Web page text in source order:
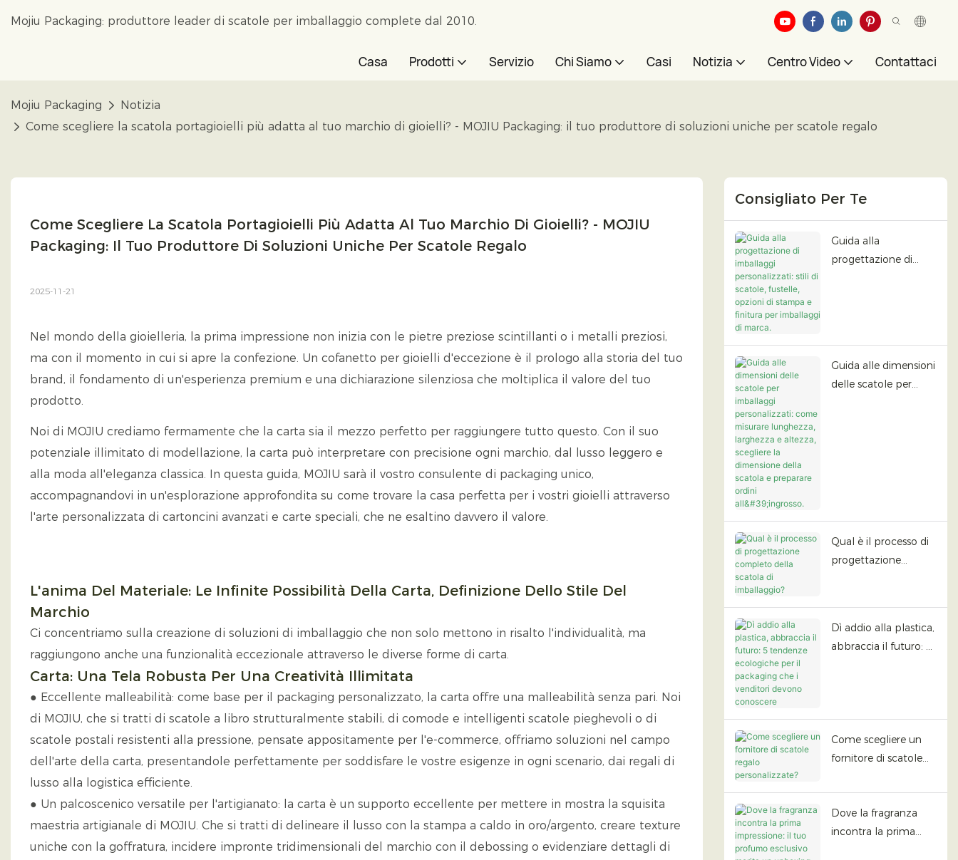
Mojiu Packaging: produttore leader di scatole per imballaggio complete dal 2010.
Casa Prodotti Servizio Chi Siamo Casi Notizia Centro Video Contattaci
Mojiu Packaging
Notizia
Come scegliere la scatola portagioielli più adatta al tuo marchio di gioielli? - MOJIU Packaging: il tuo produttore di soluzioni uniche per scatole regalo
Come Scegliere La Scatola Portagioielli Più Adatta Al Tuo Marchio Di Gioielli? - MOJIU
Packaging: Il Tuo Produttore Di Soluzioni Uniche Per Scatole Regalo
2025-11-21
Nel mondo della gioielleria, la prima impressione non inizia con le pietre preziose scintillanti o i metalli preziosi,
ma con il momento in cui si apre la confezione. Un cofanetto per gioielli d'eccezione è il prologo alla storia del tuo
brand, il fondamento di un'esperienza premium e una dichiarazione silenziosa che moltiplica il valore del tuo
prodotto.
Noi di MOJIU crediamo fermamente che la carta sia il mezzo perfetto per raggiungere tutto questo. Con il suo
potenziale illimitato di modellazione, la carta può interpretare con precisione ogni marchio, dal lusso leggero e
alla moda all'eleganza classica. In questa guida, MOJIU sarà il vostro consulente di packaging unico,
accompagnandovi in ​​un'esplorazione approfondita su come trovare la casa perfetta per i vostri gioielli attraverso
l'arte personalizzata di cartoncini avanzati e carte speciali, che ne esaltino davvero il valore.
L'anima Del Materiale: Le Infinite Possibilità Della Carta, Definizione Dello Stile Del
Marchio
Ci concentriamo sulla creazione di soluzioni di imballaggio che non solo mettono in risalto l'individualità, ma
raggiungono anche una funzionalità eccezionale attraverso le diverse forme di carta.
Carta: Una Tela Robusta Per Una Creatività Illimitata
● Eccellente malleabilità: come base per il packaging personalizzato, la carta offre una malleabilità senza pari. Noi
di MOJIU, che si tratti di scatole a libro strutturalmente stabili, di comode e intelligenti scatole pieghevoli o di
scatole postali resistenti alla pressione, pensate appositamente per l'e-commerce, offriamo soluzioni nel campo
dell'arte della carta, presentandole perfettamente per soddisfare le vostre esigenze in ogni scenario, dai regali di
lusso alla logistica efficiente.
● Un palcoscenico versatile per l'artigianato: la carta è un supporto eccellente per mettere in mostra la squisita
maestria artigianale di MOJIU. Che si tratti di delineare il lusso con la stampa a caldo in oro/argento, creare texture
uniche con la goffratura, incidere impronte tridimensionali del marchio con il debossing o evidenziare dettagli di
Consigliato Per Te
Guida alla
progettazione di
imballaggi di marca.
Guida alle dimensioni
delle scatole per
Qual è il processo di
progettazione
Dì addio alla plastica,
abbraccia il futuro: 5
conoscere
Come scegliere un
fornitore di scatole
personalizzate?
Dove la fragranza
incontra la prima